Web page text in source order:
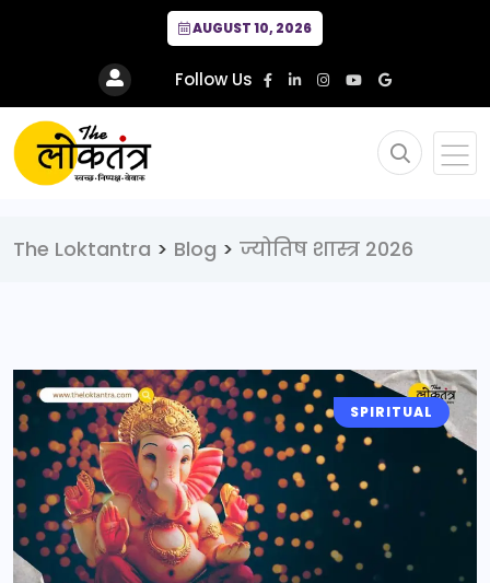
AUGUST 10, 2026
Follow Us
The Loktantra > Blog > ज्योतिष शास्त्र 2026
SPIRITUAL